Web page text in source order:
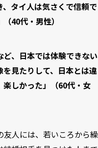
タイ人は気さくで信頼で
40代・男性）
ど、日本では体験できない
見たりして、日本とは違
楽しかった」（60代・女
人には、若いころから繰